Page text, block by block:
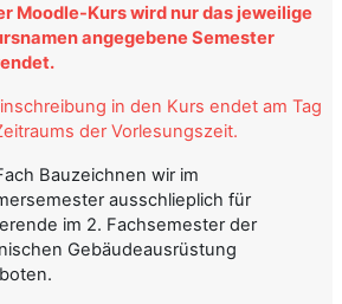
Moodle-Kurs wird nur das jeweilige
angegebene Semester
in den Kurs endet am Tag
der Vorlesungszeit.
Bauzeichnen wir im
ausschlieplich für
im 2. Fachsemester der
Gebäudeausrüstung